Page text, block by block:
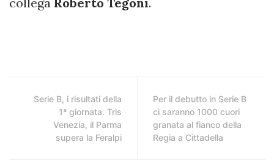
Serie B, i risultati della
1ª giornata. Tris
Venezia, il Parma
supera la Feralpi
Per il debutto in Serie B
ci saranno 1000 cuori
granata al fianco della
Regia a Cittadella